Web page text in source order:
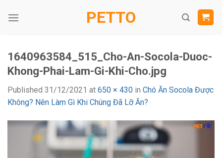
PETTO
1640963584_515_Cho-An-Socola-Duoc-
Khong-Phai-Lam-Gi-Khi-Cho.jpg
Published 31/12/2021 at 650 × 430 in Chó Ăn Socola Được
Không? Nên Làm Gì Khi Chúng Đã Lỡ Ăn?